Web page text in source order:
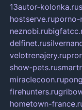
13autor-kolonka.ru
hostserve.ruporno-
neznobi.ru
delfinet.ru
velotrenajery.ru
show-pets.ru
miraclecoon.ru
firehunters.ru
hometown-